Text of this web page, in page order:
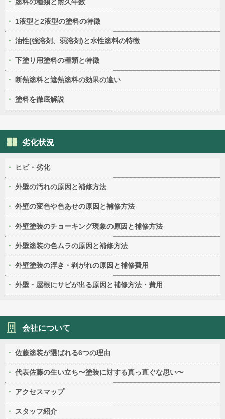
1液型と2液型の塗料の特徴
油性(強溶剤、弱溶剤)と水性塗料の特徴
下塗り用塗料の種類と特徴
断熱塗料と遮熱塗料の効果の違い
塗料を徹底解説
劣化状況
ヒビ・劣化
外壁の汚れの原因と補修方法
外壁の変色や色あせの原因と補修方法
外壁塗装のチョーキング現象の原因と補修方法
外壁塗装の色ムラの原因と補修方法
外壁塗装の浮き・剥がれの原因と補修費用
外壁・屋根にサビが出る原因と補修方法・費用
会社について
佐藤塗装が選ばれる6つの理由
代表佐藤の生い立ち〜塗装に対する真っ直ぐな思い〜
アクセスマップ
スタッフ紹介